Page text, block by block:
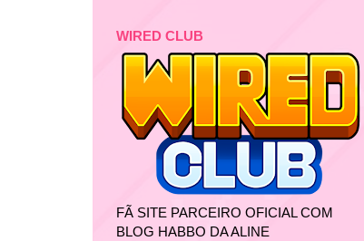
WIRED CLUB
FÃ SITE PARCEIRO OFICIAL COM
BLOG HABBO DA ALINE